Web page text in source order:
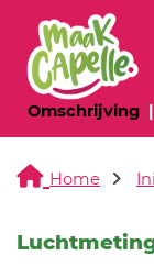
Omschrijving
Home